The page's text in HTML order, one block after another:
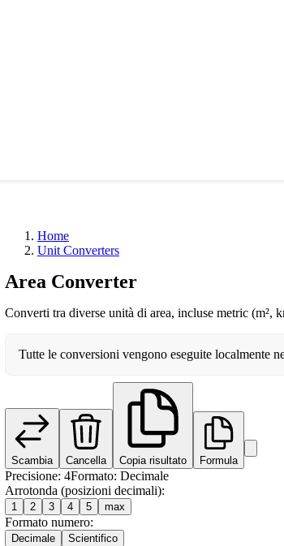
Home
Unit Converters
Area Converter
Converti tra diverse unità di area, incluse metric (m²,
Tutte le conversioni vengono eseguite localmente
Scambia Cancella Copia risultato Formula
Precisione: 4Formato: Decimale
Arrotonda (posizioni decimali):
1 2 3 4 5 max
Formato numero:
Decimale Scientifico